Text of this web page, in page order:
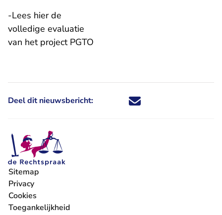
-Lees hier de
volledige evaluatie
van het project PGTO
Deel dit nieuwsbericht: Deel dit nieuwsbericht via X -
Deel dit nieuwsbericht via
Deel dit nieuwsbericht
Deel dit
Sitemap
Privacy
Cookies
Toegankelijkheid